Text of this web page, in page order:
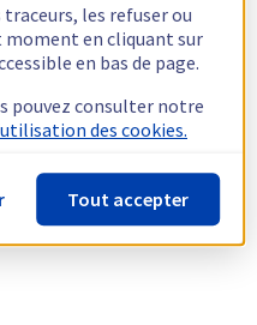
les refuser ou
moment en cliquant sur
en bas de page.
pouvez consulter notre
des cookies.
Tout accepter